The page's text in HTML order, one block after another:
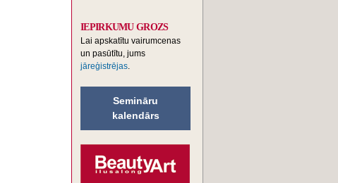
IEPIRKUMU GROZS
Lai apskatītu vairumcenas
un pasūtītu, jums
jāreģistrējas
Semināru
kalendārs